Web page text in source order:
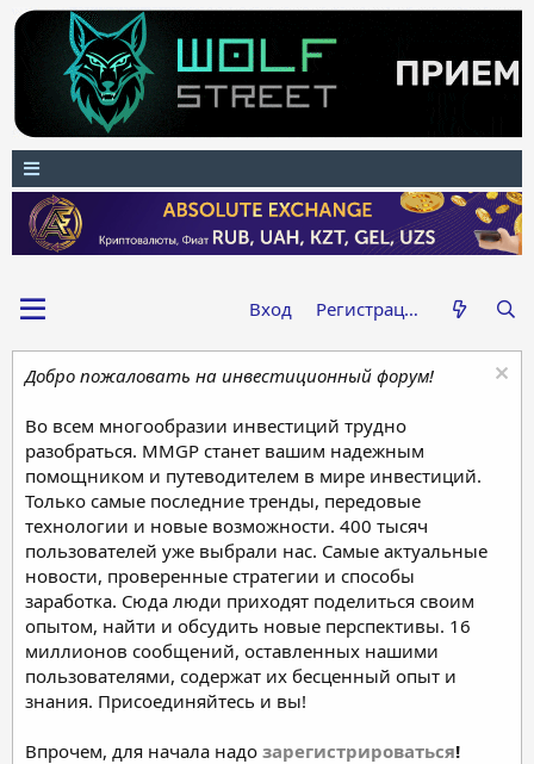
Вход Регистрация
Добро пожаловать на инвестиционный форум!
Во всем многообразии инвестиций трудно
разобраться. MMGP станет вашим надежным
помощником и путеводителем в мире инвестиций.
Только самые последние тренды, передовые
технологии и новые возможности. 400 тысяч
пользователей уже выбрали нас. Самые актуальные
новости, проверенные стратегии и способы
заработка. Сюда люди приходят поделиться своим
опытом, найти и обсудить новые перспективы. 16
миллионов сообщений, оставленных нашими
пользователями, содержат их бесценный опыт и
знания. Присоединяйтесь и вы!
Впрочем, для начала надо зарегистрироваться!